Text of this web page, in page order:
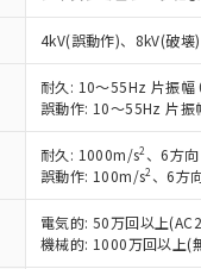
4kV(誤動作)、8kV(破壊)
耐久: 10～55Hz 片振幅
誤動作: 10～55Hz 片
耐久: 1000m/s2 、6方
誤動作: 100m/s2 、6方
電気的: 50万回以上
機械的: 1000万回以上(
ビスの対象外となる商品
ご了承ください。
況および標準価格照会
ている更新日時点での
づき作成されるものであ
た時点での実際の在庫お
とは異なる場合がある
さい。
期状況および標準価格
取引先、またはお客様担
情により、非含有部品
含有品と判明した場合な
以下、
1000ppm以下、ポリ臭化ビ
以下、フタル酸ビス(2-エチル
：DOP) 1000ppm以下、フタ
） 1000ppm以下、フタル酸
均質材料含有率が中国
ていることを示します。
認です。当社販売部門
さい。
質の基準値 (GB/T26572)：
、 Hg(水銀) : 1000ppm、 Cd(
ム) : 1000ppm、 PBBs(ポリ臭
、 PBDEs(ポリ臭化ジフェニ
ブチル) : 1000ppm、 DIBP(フ
、これら貴社製品のうち
よび外国貿易法に定める
｢規制貨物等」という）
国外への提供する場合
の輸出許可(または役務
得するなどの必要な手
す。
制貨物を破棄する場合
砕するなど、違法に輸出
定数以上の在庫あり